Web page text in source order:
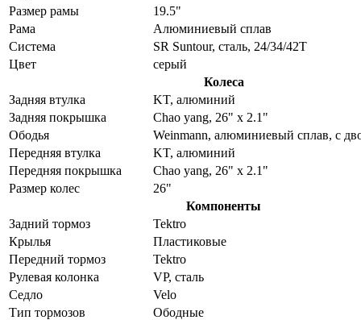
Размер рамы
19.5"
Рама
Алюминиевый сплав
Система
SR Suntour, сталь, 24/34/42T
Цвет
серый
Колеса
Задняя втулка
KT, алюминий
Задняя покрышка
Chao yang, 26" x 2.1"
Ободья
Weinmann, алюминиевый сплав, с
Передняя втулка
KT, алюминий
Передняя покрышка
Chao yang, 26" x 2.1"
Размер колес
26"
Компоненты
Задний тормоз
Tektro
Крылья
Пластиковые
Передний тормоз
Tektro
Рулевая колонка
VP, сталь
Седло
Velo
Тип тормозов
Ободные